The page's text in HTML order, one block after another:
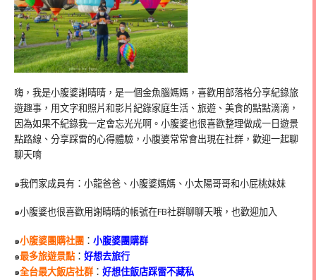
嗨，我是小腹婆謝晴晴，是一個金魚腦媽媽，喜歡用部落格分享紀錄旅
遊趣事，用文字和照片和影片紀錄家庭生活、旅遊、美食的點點滴滴，
因為如果不紀錄我一定會忘光光啊。小腹婆也很喜歡整理做成一日遊景
點路線、分享踩雷的心得體驗，小腹婆常常會出現在社群，歡迎一起聊
聊天唷
๑我們家成員有：小龍爸爸、小腹婆媽媽、小太陽哥哥和小屁桃妹妹
๑小腹婆也很喜歡用謝晴晴的帳號在FB社群聊聊天哦，也歡迎加入
๑小腹婆團購社團 ： 小腹婆團購群
๑最多旅遊景點： 好想去旅行
๑全台最大飯店社群： 好想住飯店踩雷不藏私